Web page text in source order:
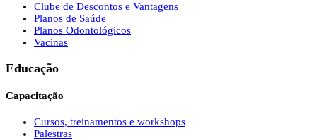
Clube de Descontos e Vantagens
Planos de Saúde
Planos Odontológicos
Vacinas
Educação
Capacitação
Cursos, treinamentos e workshops
Palestras